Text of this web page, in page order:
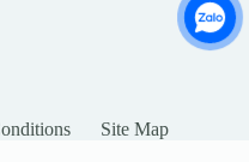
Site Map